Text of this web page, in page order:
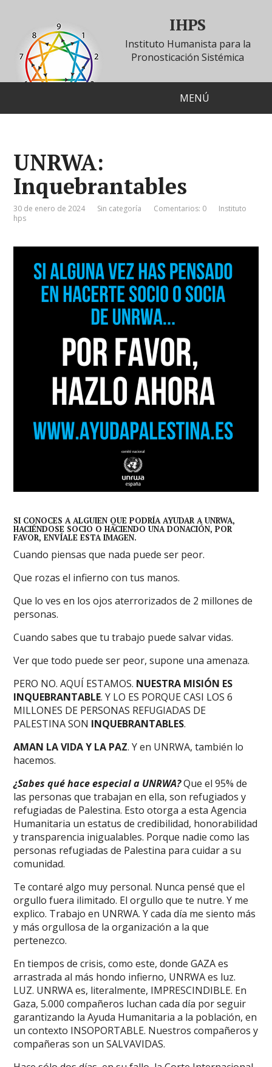
IHPS
Instituto Humanista para la
Pronosticación Sistémica
MENÚ
UNRWA:
Inquebrantables
30 de enero de 2024 Sin categoría Comentarios: 0
Instituto
hps
SI CONOCES A ALGUIEN QUE PODRÍA AYUDAR A UNRWA,
HACIÉNDOSE SOCIO O HACIENDO UNA DONACIÓN, POR
FAVOR, ENVÍALE ESTA IMAGEN.
Cuando piensas que nada puede ser peor.
Que rozas el infierno con tus manos.
Que lo ves en los ojos aterrorizados de 2 millones de
personas.
Cuando sabes que tu trabajo puede salvar vidas.
Ver que todo puede ser peor, supone una amenaza.
PERO NO. AQUÍ ESTAMOS. NUESTRA MISIÓN ES
INQUEBRANTABLE. Y LO ES PORQUE CASI LOS 6
MILLONES DE PERSONAS REFUGIADAS DE
PALESTINA SON INQUEBRANTABLES.
AMAN LA VIDA Y LA PAZ. Y en UNRWA, también lo
hacemos.
¿Sabes qué hace especial a UNRWA?Que el 95% de
las personas que trabajan en ella, son refugiados y
refugiadas de Palestina. Esto otorga a esta Agencia
Humanitaria un estatus de credibilidad, honorabilidad
y transparencia inigualables. Porque nadie como las
personas refugiadas de Palestina para cuidar a su
comunidad.
Te contaré algo muy personal. Nunca pensé que el
orgullo fuera ilimitado. El orgullo que te nutre. Y me
explico. Trabajo en UNRWA. Y cada día me siento más
y más orgullosa de la organización a la que
pertenezco.
En tiempos de crisis, como este, donde GAZA es
arrastrada al más hondo infierno, UNRWA es luz.
LUZ. UNRWA es, literalmente, IMPRESCINDIBLE. En
Gaza, 5.000 compañeros luchan cada día por seguir
garantizando la Ayuda Humanitaria a la población, en
un contexto INSOPORTABLE. Nuestros compañeros y
compañeras son un SALVAVIDAS.